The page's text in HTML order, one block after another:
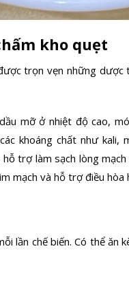
kho quẹt
trọn vẹn những dược
mỡ ở nhiệt độ cao,
khoáng chất như kali,
trợ làm sạch lòng
mạch và hỗ trợ điều
lần chế biến. Có thể ăn